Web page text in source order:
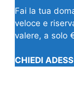
Fai la tua
veloce e
valere, a solo
CHIEDI